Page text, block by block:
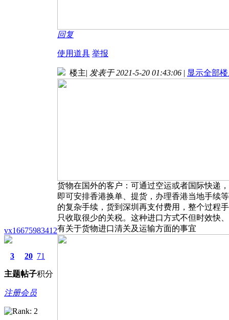
回复
使用道具 举报
vx16675983412
3
主题
20
帖子
71
积分
注册会员
楼主| 发表于 2021-5-20 01:43:06 | 显示全部
货物在国外的客户：可通过空运或者国际快递
即可安排香港换单、提货，办理香港当地手续
的复杂手续，货到深圳再支付费用，整个过程
只收取很少的关税。这种进口方式不但时效快
有关于货物进口清关及运输方面的事宜